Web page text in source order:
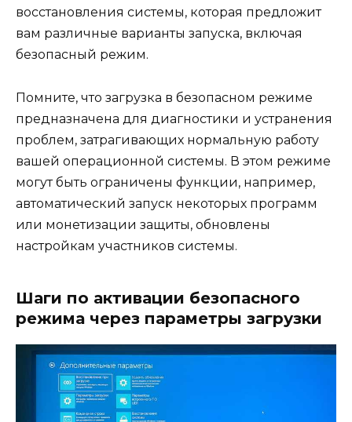
восстановления системы, которая предложит
вам различные варианты запуска, включая
безопасный режим.
Помните, что загрузка в безопасном режиме
предназначена для диагностики и устранения
проблем, затрагивающих нормальную работу
вашей операционной системы. В этом режиме
могут быть ограничены функции, например,
автоматический запуск некоторых программ
или монетизации защиты, обновлены
настройкам участников системы.
Шаги по активации безопасного
режима через параметры загрузки